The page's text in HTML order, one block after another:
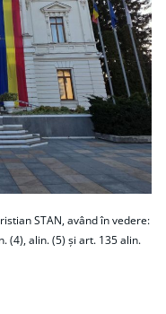
STAN, având în vedere:
(4), alin. (5) și art. 135 alin.